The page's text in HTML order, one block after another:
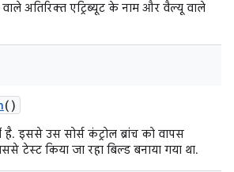
अतिरिक्त एट्रिब्यूट के नाम और वैल्यू वाले
()
इससे उस सोर्स कंट्रोल ब्रांच को वापस
टेस्ट किया जा रहा बिल्ड बनाया गया था.